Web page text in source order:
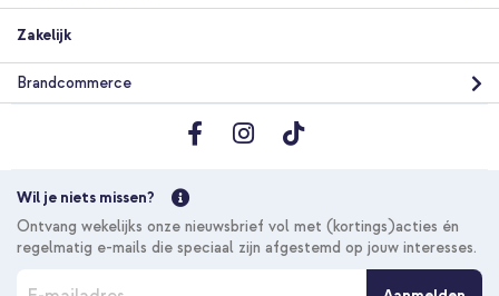
Zakelijk
Brandcommerce
Wil je niets missen?
Ontvang wekelijks onze nieuwsbrief vol met (kortings)acties én
regelmatig e-mails die speciaal zijn afgestemd op jouw interesses.